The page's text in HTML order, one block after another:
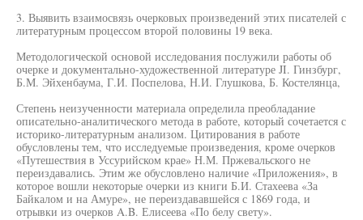
3. Выявить взаимосвязь очерковых произведений этих писателей с
литературным процессом второй половины 19 века.
Методологической основой исследования послужили работы об
очерке и документально-художественной литературе JI. Гинзбург,
Б.М. Эйхенбаума, Г.И. Поспелова, Н.И. Глушкова, Б. Костелянца,
Степень неизученности материала определила преобладание
описательно-аналитического метода в работе, который сочетается с
историко-литературным анализом. Цитирования в работе
обусловлены тем, что исследуемые произведения, кроме очерков
«Путешествия в Уссурийском крае» Н.М. Пржевальского не
переиздавались. Этим же обусловлено наличие «Приложения», в
которое вошли некоторые очерки из книги Б.И. Стахеева «За
Байкалом и на Амуре», не переиздававшейся с 1869 года, и
отрывки из очерков A.B. Елисеева «По белу свету».